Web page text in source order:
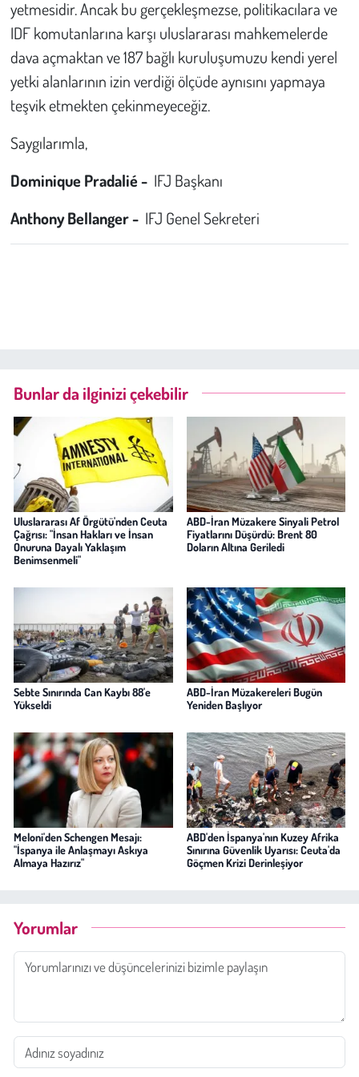
yetmesidir. Ancak bu gerçekleşmezse, politikacılara ve
IDF komutanlarına karşı uluslararası mahkemelerde
dava açmaktan ve 187 bağlı kuruluşumuzu kendi yerel
yetki alanlarının izin verdiği ölçüde aynısını yapmaya
teşvik etmekten çekinmeyeceğiz.
Saygılarımla,
Dominique Pradalié - IFJ Başkanı
Anthony Bellanger - IFJ Genel Sekreteri
Bunlar da ilginizi çekebilir
Uluslararası Af Örgütü'nden Ceuta
Çağrısı: "İnsan Hakları ve İnsan
Onuruna Dayalı Yaklaşım
Benimsenmeli"
ABD-İran Müzakere Sinyali Petrol
Fiyatlarını Düşürdü: Brent 80
Doların Altına Geriledi
Sebte Sınırında Can Kaybı 88'e
Yükseldi
ABD-İran Müzakereleri Bugün
Yeniden Başlıyor
Meloni'den Schengen Mesajı:
"İspanya ile Anlaşmayı Askıya
Almaya Hazırız"
ABD'den İspanya'nın Kuzey Afrika
Sınırına Güvenlik Uyarısı: Ceuta'da
Göçmen Krizi Derinleşiyor
Yorumlar